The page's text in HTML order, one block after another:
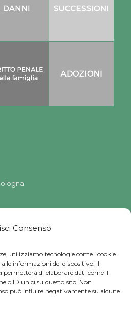
Consenso
utilizziamo tecnologie come i cookie
informazioni del dispositivo. Il
permetterà di elaborare dati come il
o ID unici su questo sito. Non
può influire negativamente su alcune
D’Angelo
D’Angelo